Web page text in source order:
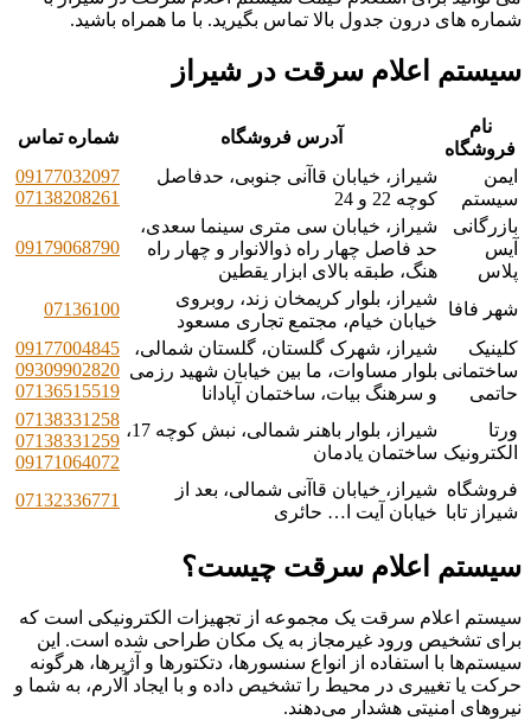
شماره های درون جدول بالا تماس بگیرید. با ما همراه باشید.
سیستم اعلام سرقت در شیراز
نام
فروشگاه
آدرس فروشگاه
شماره تماس
ایمن
سیستم
شیراز، خیابان قاآنی جنوبی، حدفاصل
کوچه 22 و 24
09177032097
07138208261
بازرگانی
آیس
پلاس
شیراز، خیابان سی متری سینما سعدی،
حد فاصل چهار راه ذوالانوار و چهار راه
هنگ، طبقه بالای ابزار یقطین
09179068790
شهر فافا
شیراز، بلوار کریمخان زند، روبروی
خیابان خیام، مجتمع تجاری مسعود
07136100
کلینیک
ساختمانی
حاتمی
شیراز، شهرک گلستان، گلستان شمالی،
بلوار مساوات، ما بین خیابان شهید رزمی
و سرهنگ بیات، ساختمان آپادانا
09177004845
09309902820
07136515519
ورتا
الکترونیک
شیراز، بلوار باهنر شمالی، نبش کوچه 17،
ساختمان یادمان
07138331258
07138331259
09171064072
فروشگاه
شیراز تابا
شیراز، خیابان قاآنی شمالی، بعد از
خیابان آیت ا… حائری
07132336771
سیستم اعلام سرقت چیست؟
سیستم اعلام سرقت یک مجموعه از تجهیزات الکترونیکی است که
برای تشخیص ورود غیرمجاز به یک مکان طراحی شده است. این
سیستم‌ها با استفاده از انواع سنسورها، دتکتورها و آژیرها، هرگونه
حرکت یا تغییری در محیط را تشخیص داده و با ایجاد آلارم، به شما و
نیروهای امنیتی هشدار می‌دهند.